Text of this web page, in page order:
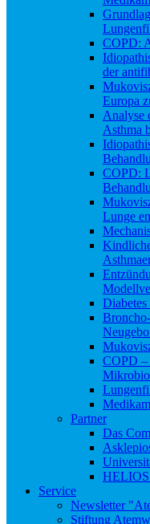
COPD:
der
Europa
Analyse
Asthma
COPD:
Lunge
COPD –
Partner
Das
Service
Newsletter
Stiftung